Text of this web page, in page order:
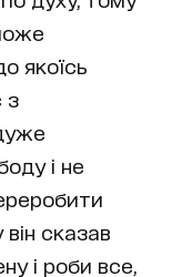
якоїсь
з
і не
він сказав
і роби все,